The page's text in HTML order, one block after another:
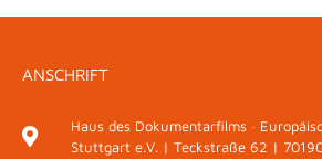
ANSCHRIFT
Haus des Dokumentarfilms ·
Stuttgart e.V. | Teckstraße 62 |